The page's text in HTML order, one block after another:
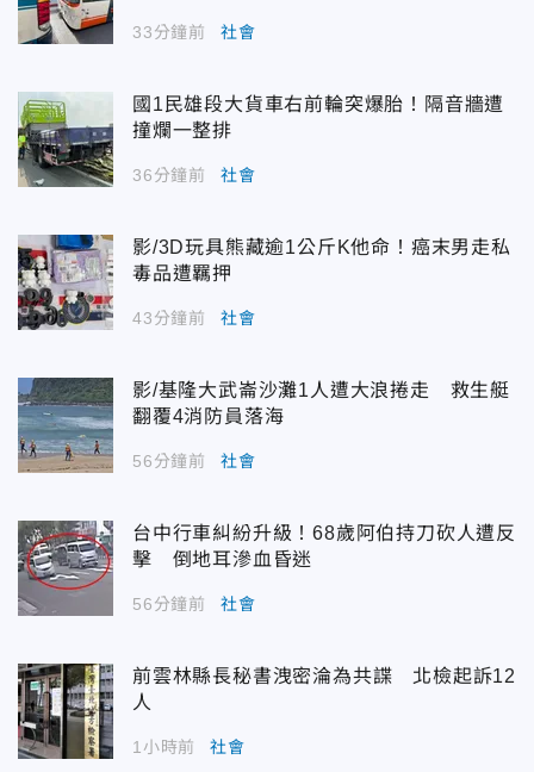
33分鐘前 社會
國1民雄段大貨車右前輪突爆胎！隔音牆遭
撞爛一整排
36分鐘前 社會
影/3D玩具熊藏逾1公斤K他命！癌末男走私
毒品遭羈押
43分鐘前 社會
影/基隆大武崙沙灘1人遭大浪捲走 救生艇
翻覆4消防員落海
56分鐘前 社會
台中行車糾紛升級！68歲阿伯持刀砍人遭反
擊 倒地耳滲血昏迷
56分鐘前 社會
前雲林縣長秘書洩密淪為共諜 北檢起訴12
人
1小時前 社會